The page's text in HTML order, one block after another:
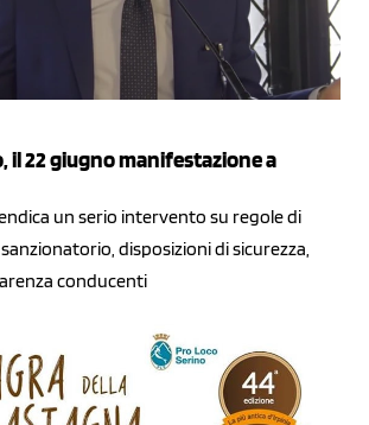
22 giugno manifestazione a
un serio intervento su regole di
disposizioni di sicurezza,
conducenti